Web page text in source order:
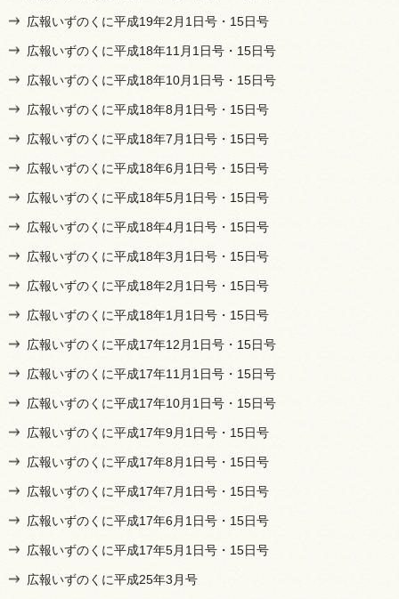
広報いずのくに平成19年2月1日号・15日号
広報いずのくに平成18年11月1日号・15日号
広報いずのくに平成18年10月1日号・15日号
広報いずのくに平成18年8月1日号・15日号
広報いずのくに平成18年7月1日号・15日号
広報いずのくに平成18年6月1日号・15日号
広報いずのくに平成18年5月1日号・15日号
広報いずのくに平成18年4月1日号・15日号
広報いずのくに平成18年3月1日号・15日号
広報いずのくに平成18年2月1日号・15日号
広報いずのくに平成18年1月1日号・15日号
広報いずのくに平成17年12月1日号・15日号
広報いずのくに平成17年11月1日号・15日号
広報いずのくに平成17年10月1日号・15日号
広報いずのくに平成17年9月1日号・15日号
広報いずのくに平成17年8月1日号・15日号
広報いずのくに平成17年7月1日号・15日号
広報いずのくに平成17年6月1日号・15日号
広報いずのくに平成17年5月1日号・15日号
広報いずのくに平成25年3月号